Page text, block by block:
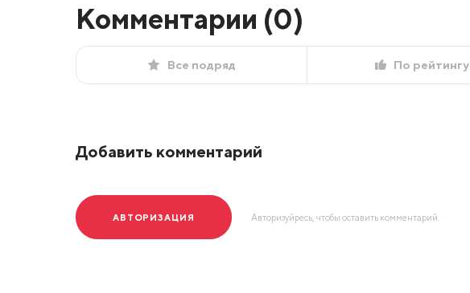
Комментарии (0)
Все подряд По рейтингу
Добавить комментарий
АВТОРИЗАЦИЯ Авторизуйресь, чтобы оставить комментарий.